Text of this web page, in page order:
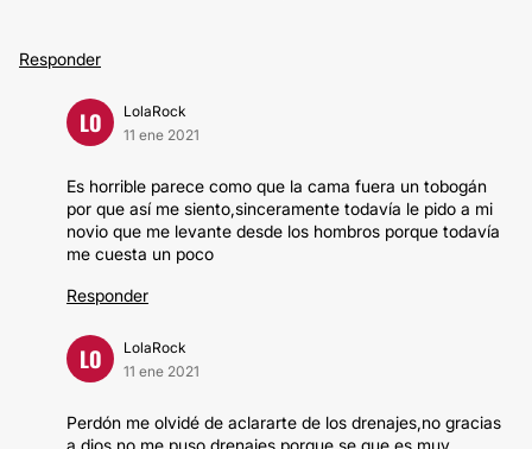
Responder
LO
LolaRock
11 ene 2021
Es horrible parece como que la cama fuera un tobogán
por que así me siento,sinceramente todavía le pido a mi
novio que me levante desde los hombros porque todavía
me cuesta un poco
Responder
LO
LolaRock
11 ene 2021
Perdón me olvidé de aclararte de los drenajes,no gracias
a dios no me puso drenajes porque se que es muy